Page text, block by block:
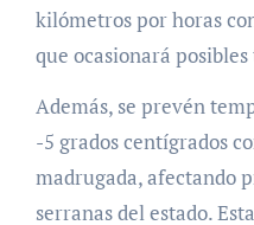
kilómetros por horas
que ocasionará
Además, se prevén
-5 grados centígrados
madrugada, afectando
serranas del estado.